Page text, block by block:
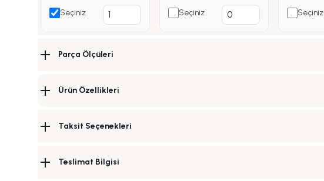
Seçiniz Seçiniz Seçiniz
Parça Ölçüleri
Ürün Özellikleri
Taksit Seçenekleri
Teslimat Bilgisi